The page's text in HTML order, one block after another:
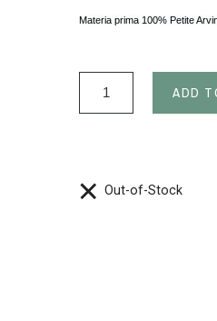
Materia prima 100% Petite
ADD
Out-of-Stock